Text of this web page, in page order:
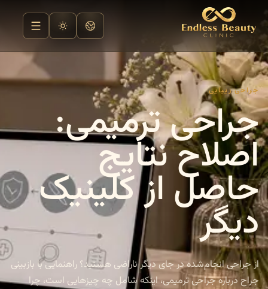
جراحی زیبایی
جراحی ترمیمی:
اصلاح نتایج
حاصل از کلینیک
دیگر
از جراحی انجام‌شده در جای دیگر ناراضی هستید؟ راهنمایی با بازبینی
جراح درباره جراحی ترمیمی، اینکه شامل چه چیزهایی است، چرا